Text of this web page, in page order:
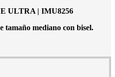
ULTRA | IMU8256
tamaño mediano con bisel.